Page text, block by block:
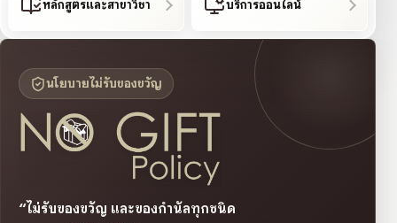
หลักสูตรและสาขาวิชา บริการออนไลน์
นโยบายไม่รับของขวัญ
“ไม่รับของขวัญ และของกำนัลทุกชนิด